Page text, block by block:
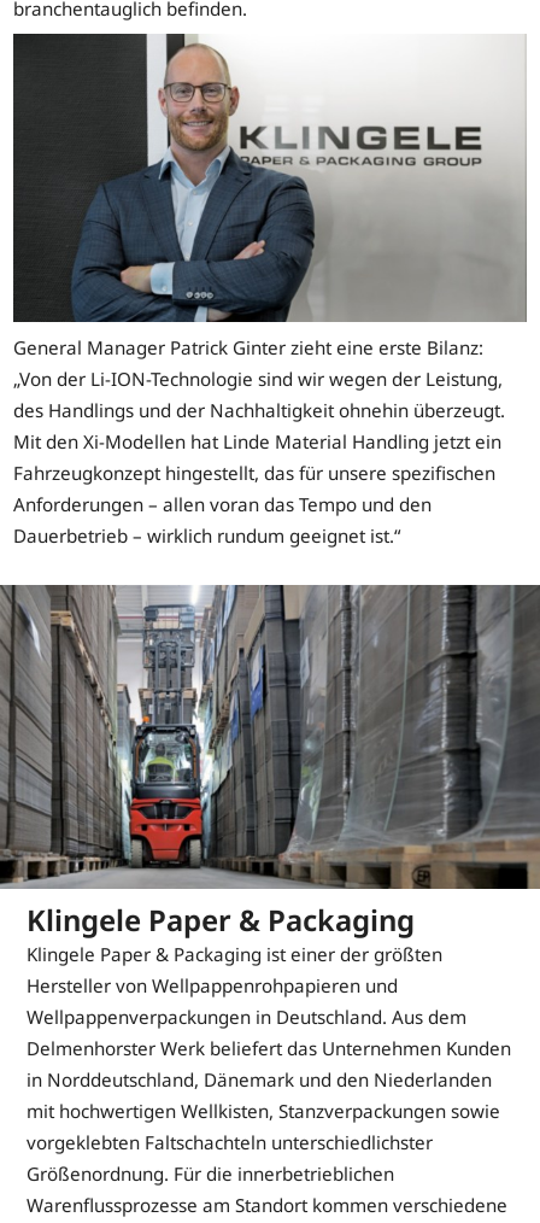
branchentauglich befinden.
General Manager Patrick Ginter zieht eine erste Bilanz:
„Von der Li-ION-Technologie sind wir wegen der Leistung,
des Handlings und der Nachhaltigkeit ohnehin überzeugt.
Mit den Xi-Modellen hat Linde Material Handling jetzt ein
Fahrzeugkonzept hingestellt, das für unsere spezifischen
Anforderungen – allen voran das Tempo und den
Dauerbetrieb – wirklich rundum geeignet ist.“
Klingele Paper & Packaging
Klingele Paper & Packaging ist einer der größten
Hersteller von Wellpappenrohpapieren und
Wellpappenverpackungen in Deutschland. Aus dem
Delmenhorster Werk beliefert das Unternehmen Kunden
in Norddeutschland, Dänemark und den Niederlanden
mit hochwertigen Wellkisten, Stanzverpackungen sowie
vorgeklebten Faltschachteln unterschiedlichster
Größenordnung. Für die innerbetrieblichen
Warenflussprozesse am Standort kommen verschiedene